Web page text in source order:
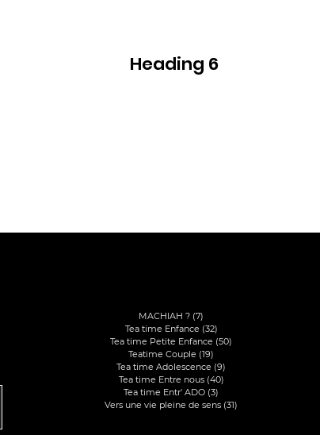
Heading 6
MACHIAH ? (7)
Tea time Enfance (32)
Tea time Petite Enfance (50)
Teatime Couple (19)
Tea time Adolescence (9)
Tea time Entre nous (40)
Tea time Entr' ADO (3)
Vers une vie pleine de sens (31)